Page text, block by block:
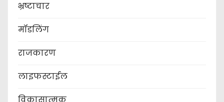
भ्रष्टाचार
मॉडलिंग
राजकारण
लाइफस्टाईल